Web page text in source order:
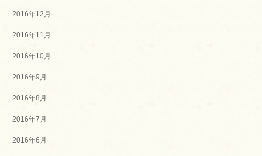
2016年12月
2016年11月
2016年10月
2016年9月
2016年8月
2016年7月
2016年6月